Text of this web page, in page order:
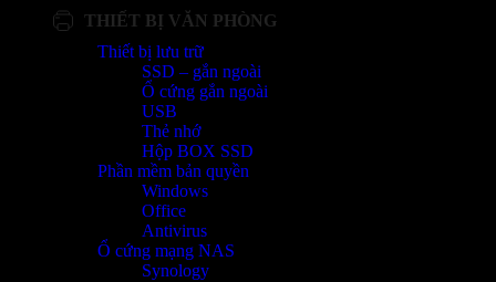
THIẾT BỊ VĂN PHÒNG
Thiết bị lưu trữ
SSD – gắn ngoài
Ổ cứng gắn ngoài
USB
Thẻ nhớ
Hộp BOX SSD
Phần mềm bản quyền
Windows
Office
Antivirus
Ổ cứng mạng NAS
Synology